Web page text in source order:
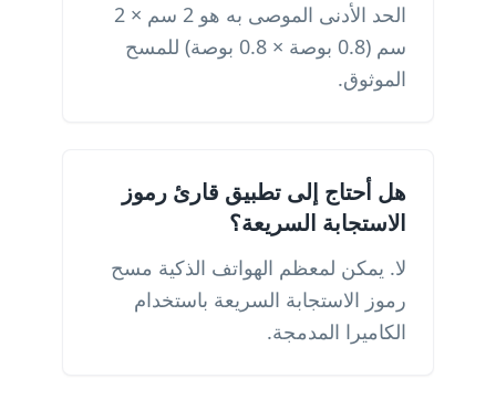
الحد الأدنى الموصى به هو 2 سم × 2
سم (0.8 بوصة × 0.8 بوصة) للمسح
الموثوق.
هل أحتاج إلى تطبيق قارئ رموز
الاستجابة السريعة؟
لا. يمكن لمعظم الهواتف الذكية مسح
رموز الاستجابة السريعة باستخدام
الكاميرا المدمجة.